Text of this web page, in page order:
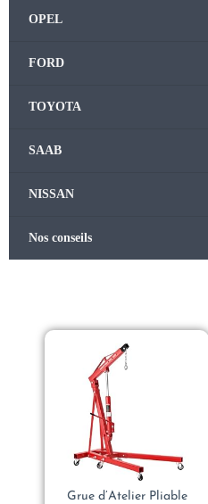
OPEL
FORD
TOYOTA
SAAB
NISSAN
Nos conseils
Grue d’Atelier Pliable